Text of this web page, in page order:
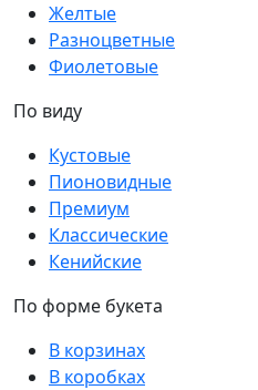
Желтые
Разноцветные
Фиолетовые
По виду
Кустовые
Пионовидные
Премиум
Классические
Кенийские
По форме букета
В корзинах
В коробках